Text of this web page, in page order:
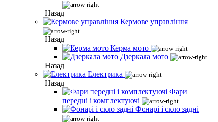
Назад
Кермове управління
Назад
Керма мото
Дзеркала мото
Назад
Електрика
Назад
Фари
передні і комплектуючі
Фонарі і скло задні